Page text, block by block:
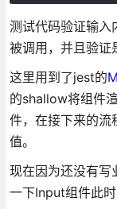
测试代码验证输入
被调用，并且验证
这里用到了jest的
的shallow将组件
件，在接下来的流
值。
现在因为还没有写
一下Input组件此时